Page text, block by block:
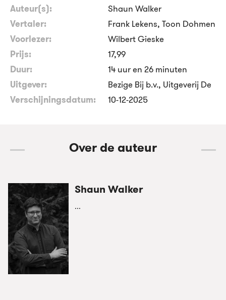
Auteur(s):
Shaun Walker
Vertaler:
Frank Lekens, Toon Dohmen
Voorlezer:
Wilbert Gieske
Prijs:
17,99
Duur:
14 uur en 26 minuten
Uitgever:
Bezige Bij b.v., Uitgeverij De
Verschijningsdatum:
10-12-2025
Over de auteur
Shaun Walker
...